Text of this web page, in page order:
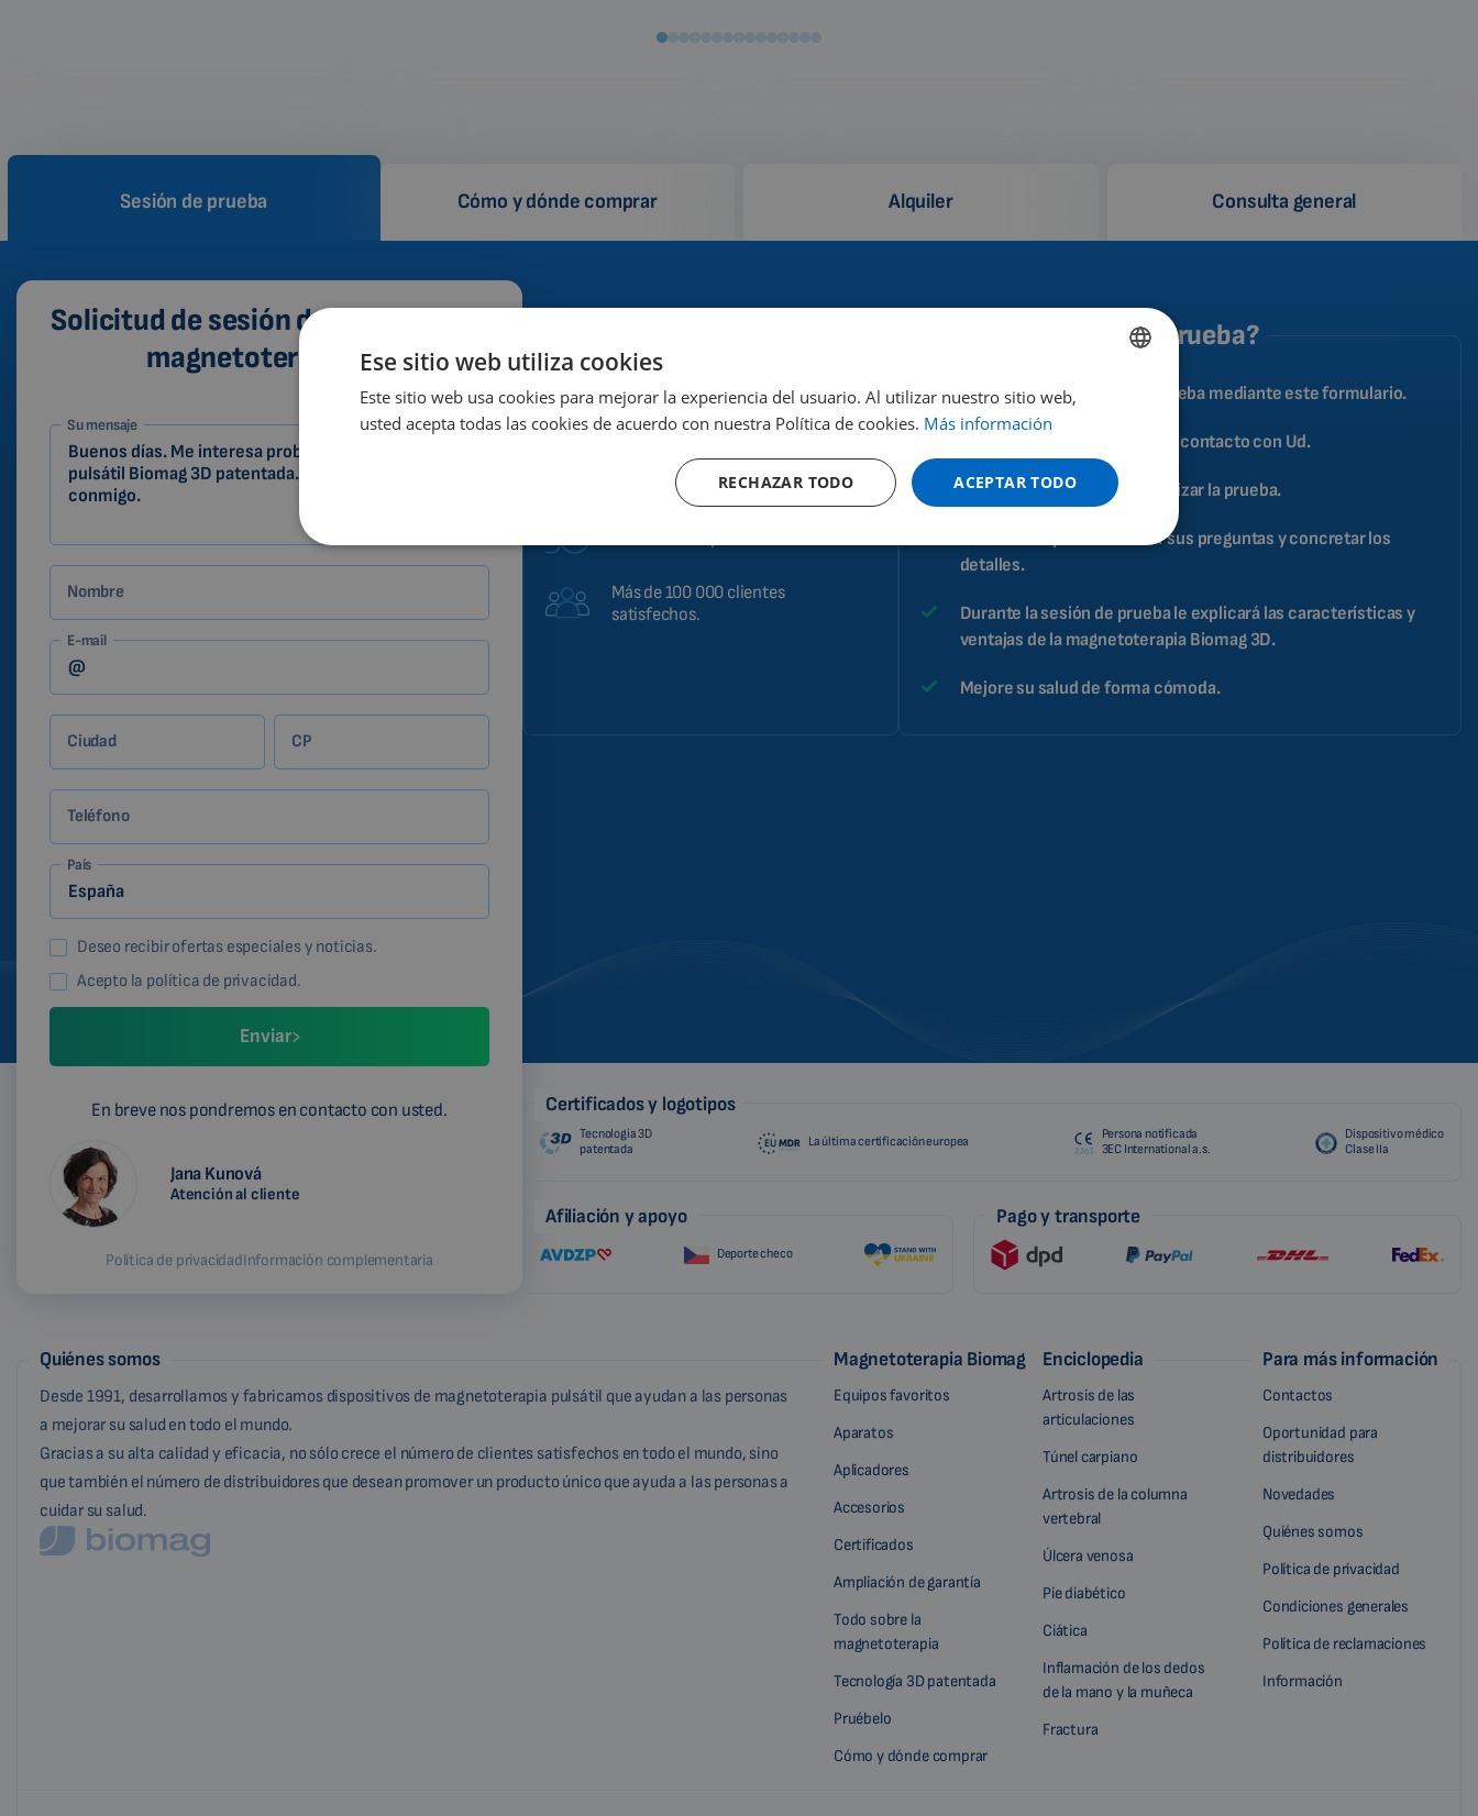
Sesión de prueba Cómo y dónde comprar Alquiler Consulta general
Solicitud de sesión de prueba de la
magnetoterapia 3D
1-
ES
Zákazník
Su mensaje
Nombre
E-mail
Ciudad CP
Teléfono
País
Deseo recibir ofertas especiales y noticias.
Acepto la política de privacidad.
Enviar
En breve nos pondremos en contacto con usted.
Jana Kunová
Atención al cliente
Política de privacidadInformación complementaria
Alto rendimiento y eficacia de los
efectos terapéuticos.
Ayuda a mejorar la salud.
Ya en 40 países de todo el mundo.
Más de 100 000 clientes
satisfechos.
¿Cómo se realiza la prueba?
Sólo tiene que solicitar la prueba mediante este formulario.
Un especialista se pondrá en contacto con Ud.
Concertará una cita para realizar la prueba.
Le atenderá para contestar sus preguntas y concretar los
detalles.
Durante la sesión de prueba le explicará las características y
ventajas de la magnetoterapia Biomag 3D.
Mejore su salud de forma cómoda.
Certificados y logotipos
Tecnología 3D
patentada
La última certificación europea
Persona notificada
3EC International a.s.
Dispositivo médico
Clase IIa
Afiliación y apoyo
Deporte checo
Pago y transporte
Quiénes somos
Desde 1991, desarrollamos y fabricamos dispositivos de magnetoterapia pulsátil que ayudan a las personas
a mejorar su salud en todo el mundo.
Gracias a su alta calidad y eficacia, no sólo crece el número de clientes satisfechos en todo el mundo, sino
que también el número de distribuidores que desean promover un producto único que ayuda a las personas a
cuidar su salud.
Magnetoterapia Biomag
Equipos favoritos
Aparatos
Aplicadores
Accesorios
Certificados
Ampliación de garantía
Todo sobre la
magnetoterapia
Tecnología 3D patentada
Pruébelo
Cómo y dónde comprar
Enciclopedia
Artrosis de las
articulaciones
Túnel carpiano
Artrosis de la columna
vertebral
Úlcera venosa
Pie diabético
Ciática
Inflamación de los dedos
de la mano y la muñeca
Fractura
Para más información
Contactos
Oportunidad para
distribuidores
Novedades
Quiénes somos
Política de privacidad
Condiciones generales
Política de reclamaciones
Información
ENGLISH
DUTCH
PORTUGUESE
SPANISH
CATALAN
MALAYSIAN
Ese sitio web utiliza cookies
Este sitio web usa cookies para mejorar la experiencia del usuario. Al utilizar nuestro sitio web,
usted acepta todas las cookies de acuerdo con nuestra Política de cookies. Más información
ACEPTAR TODO
RECHAZAR TODO